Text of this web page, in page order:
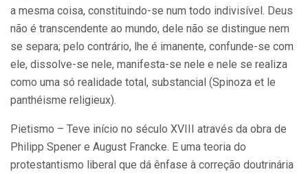
a mesma coisa, constituindo-se num todo indivisível. Deus
não é transcendente ao mundo, dele não se distingue nem
se separa; pelo contrário, lhe é imanente, confunde-se com
ele, dissolve-se nele, manifesta-se nele e nele se realiza
como uma só realidade total, substancial (Spinoza et le
panthéisme religieux).
Pietismo – Teve início no século XVIII através da obra de
Philipp Spener e August Francke. E uma teoria do
protestantismo liberal que dá ênfase à correção doutrinária